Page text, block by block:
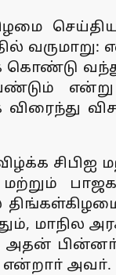
வருமாறு:
விரைந்து
மாநில
அதன்
அவா்.